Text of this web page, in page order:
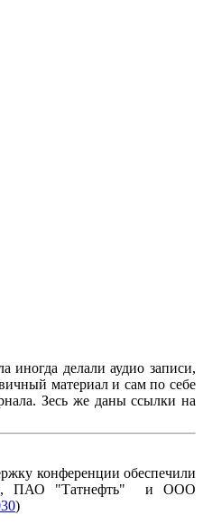
иногда делали аудио записи,
материал и сам по себе
Зесь же даны ссылки на
конференции обеспечили
ПАО "Татнефть" и ООО
)